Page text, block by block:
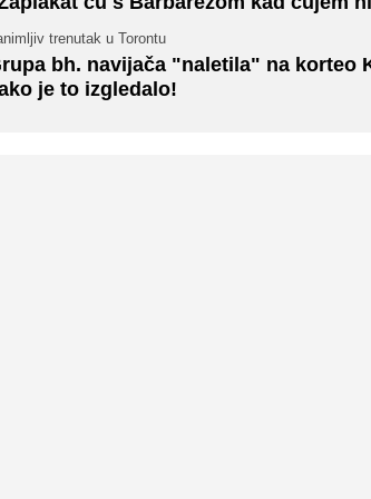
trenutak u Torontu
bh. navijača "naletila" na korteo
je to izgledalo!